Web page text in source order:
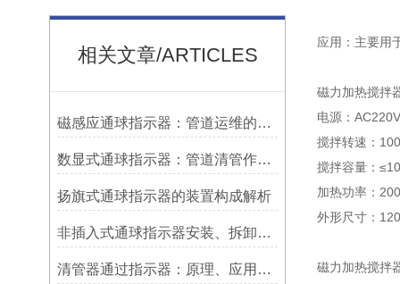
相关文章/ARTICLES
磁感应通球指示器：管道运维的隐形守护者
数显式通球指示器：管道清管作业的智能监测关键设备
扬旗式通球指示器的装置构成解析
非插入式通球指示器安装、拆卸灵活方便
清管器通过指示器：原理、应用与维护
应用：主要用
磁力加热搅拌
电源：
搅拌转速：
搅拌容量：
加热功率：
外形尺寸：
磁力加热搅拌